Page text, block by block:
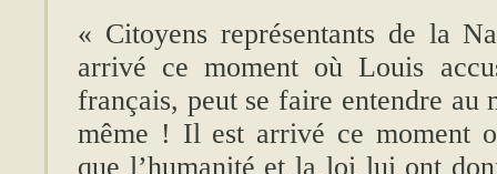
« Citoyens représentants de la
arrivé ce moment où Louis
français, peut se faire entendre
même ! Il est arrivé ce moment
que l’humanité et la loi lui ont